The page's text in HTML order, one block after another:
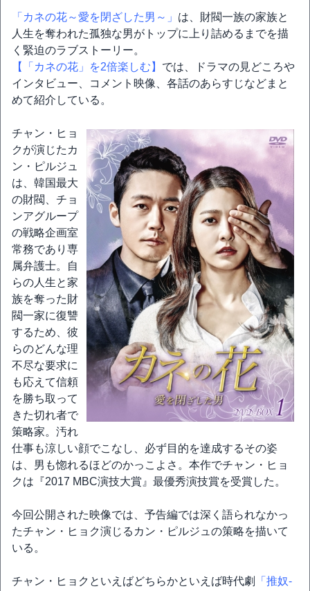
「カネの花～愛を閉ざした男～」 は、財閥一族の家族と
人生を奪われた孤独な男がトップに上り詰めるまでを描
く緊迫のラブストーリー。
【「カネの花」を2倍楽しむ】 では、ドラマの見どころや
インタビュー、コメント映像、各話のあらすじなどまと
めて紹介している。
チャン・ヒョ
クが演じたカ
ン・ピルジュ
は、韓国最大
の財閥、チョ
ンアグループ
の戦略企画室
常務であり専
属弁護士。自
らの人生と家
族を奪った財
閥一家に復讐
するため、彼
らのどんな理
不尽な要求に
も応えて信頼
を勝ち取って
きた切れ者で
策略家。汚れ
仕事も涼しい顔でこなし、必ず目的を達成するその姿
は、男も惚れるほどのかっこよさ。本作でチャン・ヒョ
クは『2017 MBC演技大賞』最優秀演技賞を受賞した。
今回公開された映像では、予告編では深く語られなかっ
たチャン・ヒョク演じるカン・ピルジュの策略を描いて
いる。
チャン・ヒョクといえばどちらかといえば時代劇
「推奴-